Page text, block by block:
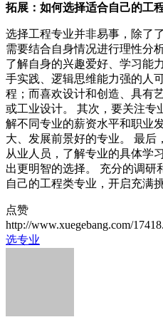
拓展：如何选择适合自己的工
选择工程专业并非易事，除了
需要结合自身情况进行理性分
了解自身的兴趣爱好、学习能
手实践、逻辑思维能力强的人
程；而喜欢设计和创造、具有
或工业设计。 其次，要关注专
解不同专业的薪资水平和职业
大、发展前景好的专业。 最后
从业人员，了解专业的具体学
出更明智的选择。 充分的调研
自己的工程类专业，开启充满
点赞
http://www.xuegebang.com/
选专业